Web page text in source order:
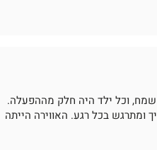
שמח, וכל ילד היה חלק מההפעלה.
ומתרגש בכל רגע. האווירה הייתה